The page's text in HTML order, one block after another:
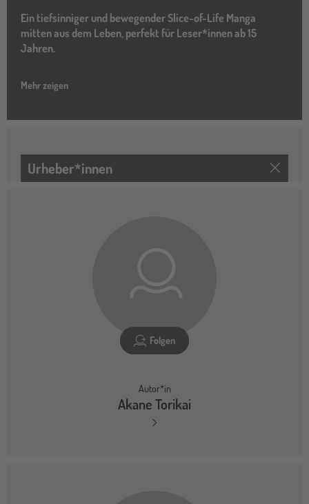
Ein tiefsinniger und bewegender Slice-of-Life Manga
mitten aus dem Leben, perfekt für Leser*innen ab 15
Jahren.
Mehr zeigen
Urheber*innen
Folgen
Autor*in
Akane Torikai